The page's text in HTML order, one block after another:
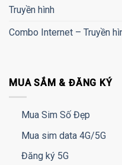
Truyền hình
Combo Internet – Truyền
MUA SẮM & ĐĂNG KÝ
Mua Sim Số Đẹp
Mua sim data 4G/5G
Đăng ký 5G